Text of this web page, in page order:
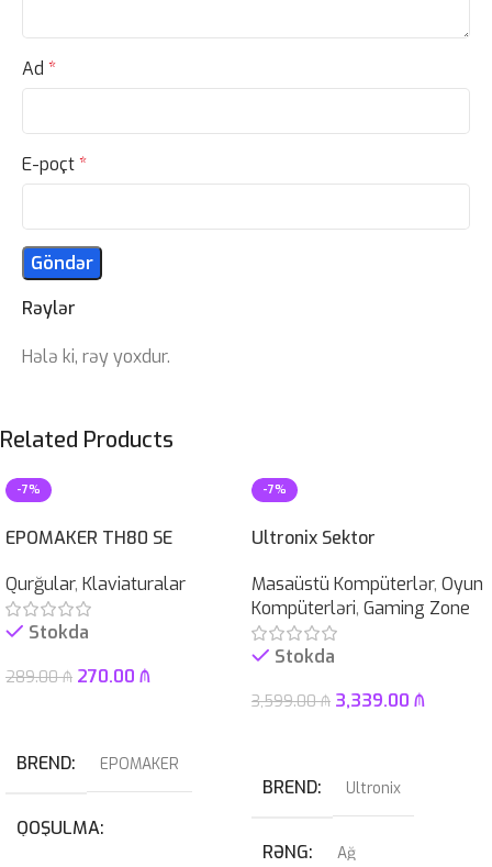
Rəylər
Hələ ki, rəy yoxdur.
Ad *
E-poçt*
Related Products
-7%
EPOMAKER TH80 SE
Qurğular, Klaviaturalar
Stokda
289.00₼ 270.00 ₼
BREND EPOMAKER
QOŞULMA
-7%
Ultronix Sektor
Masaüstü Kompüterlər, Oyun
Kompüterləri, Gaming Zone
Stokda
3,599.00₼ 3,339.00 ₼
BREND Ultronix
RƏNG Ağ